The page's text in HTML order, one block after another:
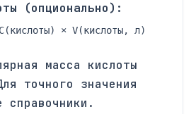
(опционально):
× V(кислоты, л)
масса кислоты
точного значения
справочники.